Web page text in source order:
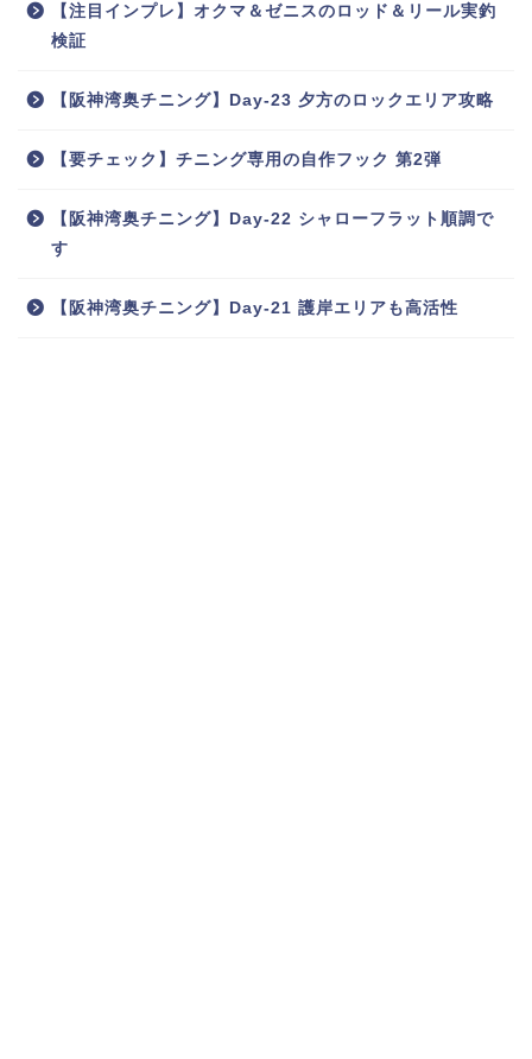
【注目インプレ】オクマ＆ゼニスのロッド＆リール実釣
検証
【阪神湾奥チニング】Day-23 夕方のロックエリア攻略
【要チェック】チニング専用の自作フック 第2弾
【阪神湾奥チニング】Day-22 シャローフラット順調で
す
【阪神湾奥チニング】Day-21 護岸エリアも高活性